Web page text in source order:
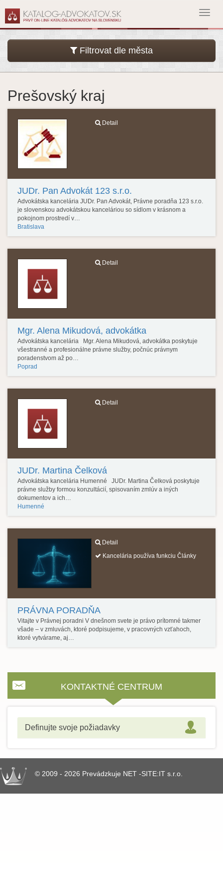
Filtrovat dle města
Prešovský kraj
Detail
JUDr. Pan Advokát 123 s.r.o.
Advokátska kancelária JUDr. Pan Advokát, Právne poradňa 123 s.r.o.
je slovenskou advokátskou kanceláriou so sídlom v krásnom a
pokojnom prostredí v…
Bratislava
Detail
Mgr. Alena Mikudová, advokátka
Advokátska kancelária Mgr. Alena Mikudová, advokátka poskytuje
všestranné a profesionálne právne služby, počnúc právnym
poradenstvom až po…
Poprad
Detail
JUDr. Martina Čelková
Advokátska kancelária Humenné JUDr. Martina Čelková poskytuje
právne služby formou konzultácií, spisovaním zmlúv a iných
dokumentov a ich…
Humenné
Detail
Kancelária používa funkciu Články
PRÁVNA PORADŇA
Vitajte v Právnej poradni V dnešnom svete je právo prítomné takmer
všade – v zmluvách, ktoré podpisujeme, v pracovných vzťahoch,
ktoré vytvárame, aj…
KONTAKTNÉ CENTRUM
Definujte svoje požiadavky
© 2009 - 2026 Prevádzkuje NET -SITE:IT s.r.o.